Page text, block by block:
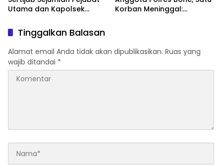
Utama dan Kapolsek
Organisasi
Korban Meninggal:
Tinggalkan Balasan
Alamat email Anda tidak akan dipublikasikan. Ruas yang
wajib ditandai *